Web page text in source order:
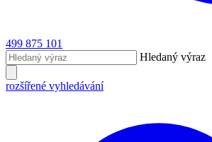
499 875 101
Hledaný výraz
rozšířené vyhledávání